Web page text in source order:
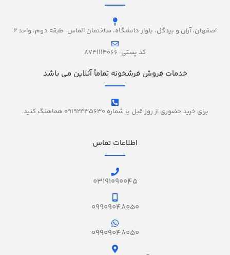
اصفهان، آران و بیدگل، بلوار دانشگاه، ساختمان الماس، طبقه دوم، واحد 2
کد پستی: 8741114066
خدمات فروش فرشخونه تماماً آنلاین می باشد
برای خرید حضوری از روز قبل با شماره 09192435630 هماهنگ کنید.
اطلاعات تماس
03191090045
09909048050
09909048050